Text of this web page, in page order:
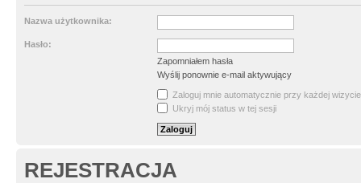
Nazwa użytkownika:
Hasło:
Zapomniałem hasła
Wyślij ponownie e-mail aktywujący
Zaloguj mnie automatycznie przy każdej wizycie
Ukryj mój status w tej sesji
REJESTRACJA